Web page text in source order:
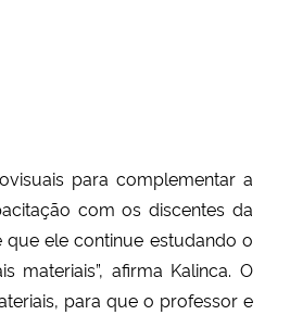
para complementar a
com os discentes da
que ele continue estudando o
materiais”, afirma Kalinca. O
para que o professor e